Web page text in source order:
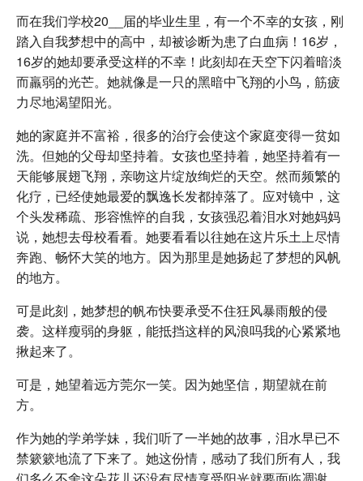
而在我们学校20__届的毕业生里，有一个不幸的女孩，刚
踏入自我梦想中的高中，却被诊断为患了白血病！16岁，
16岁的她却要承受这样的不幸！此刻却在天空下闪着暗淡
而羸弱的光芒。她就像是一只的黑暗中飞翔的小鸟，筋疲
力尽地渴望阳光。
她的家庭并不富裕，很多的治疗会使这个家庭变得一贫如
洗。但她的父母却坚持着。女孩也坚持着，她坚持着有一
天能够展翅飞翔，亲吻这片绽放绚烂的天空。然而频繁的
化疗，已经使她最爱的飘逸长发都掉落了。应对镜中，这
个头发稀疏、形容憔悴的自我，女孩强忍着泪水对她妈妈
说，她想去母校看看。她要看看以往她在这片乐土上尽情
奔跑、畅怀大笑的地方。因为那里是她扬起了梦想的风帆
的地方。
可是此刻，她梦想的帆布快要承受不住狂风暴雨般的侵
袭。这样瘦弱的身躯，能抵挡这样的风浪吗我的心紧紧地
揪起来了。
可是，她望着远方莞尔一笑。因为她坚信，期望就在前
方。
作为她的学弟学妹，我们听了一半她的故事，泪水早已不
禁簌簌地流了下来了。她这份情，感动了我们所有人，我